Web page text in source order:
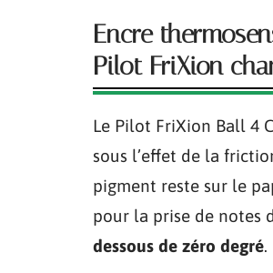
Encre
Pilot FriXion
Le Pilot FriXion Ball 4
sous l’effet de la
pigment reste sur le
pour la prise de notes
dessous de zéro degré.